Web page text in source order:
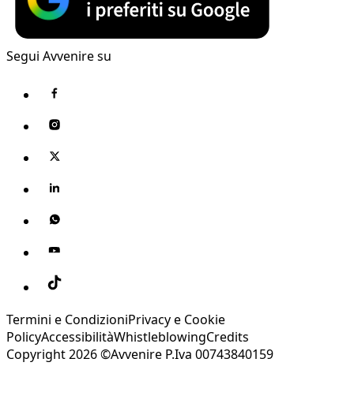
Segui Avvenire su
Termini e CondizioniPrivacy e Cookie
PolicyAccessibilitàWhistleblowingCredits
Copyright 2026 ©Avvenire P.Iva 00743840159